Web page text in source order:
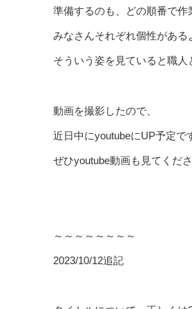
準備するのも、どの順番で作
みなさんそれぞれ個性がある
そういう姿を見ていると職人
動画を撮影したので、
近日中にyoutubeにUP予定で
ぜひyoutube動画も見てくださ
～～～～～～～～
2023/10/12追記